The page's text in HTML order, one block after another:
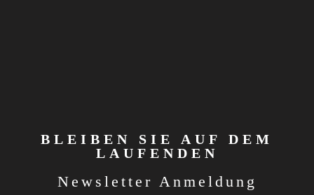
BLEIBEN SIE AUF DEM
LAUFENDEN
Newsletter Anmeldung